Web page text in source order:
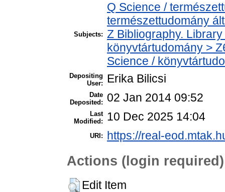
Subjects:
Q Science /
természettudomány
Z Bibliography.
könyvtártudomány >
Science /
Depositing
User:
Erika Bilicsi
Date
Deposited:
02 Jan 2014 09:52
Last
Modified:
10 Dec 2025 14:04
URI: https://real-
Actions (login required)
Edit Item